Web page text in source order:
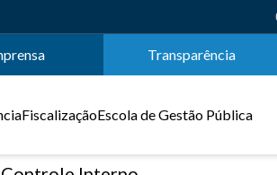
Transparência
FiscalizaçãoEscola de Gestão Pública